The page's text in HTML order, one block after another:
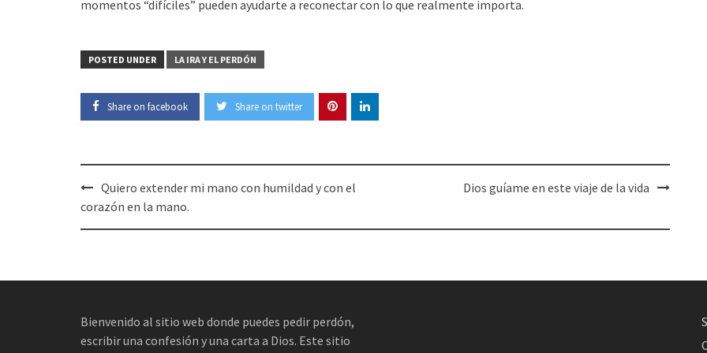
momentos “difíciles” pueden ayudarte a reconectar con lo que realmente importa.
POSTED UNDER LA IRA Y EL PERDÓN
Share on facebook Share on twitter
Post
navigation
Quiero extender mi mano con humildad y con el
corazón en la mano.
Dios guíame en este viaje de la vida
Bienvenido al sitio web donde puedes pedir perdón,
escribir una confesión y una carta a Dios. Este sitio